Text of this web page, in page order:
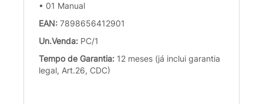
• 01 Manual
EAN: 7898656412901
Un.Venda: PC/1
Tempo de Garantia: 12 meses (já inclui garantia
legal, Art.26, CDC)